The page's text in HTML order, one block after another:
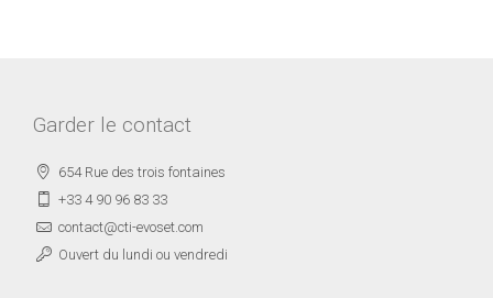
Garder le contact
654 Rue des trois fontaines
+33 4 90 96 83 33
contact@cti-evoset.com
Ouvert du lundi ou vendredi